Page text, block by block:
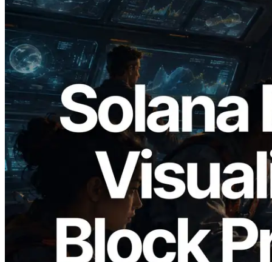
2026.05.24
Validators Solutions, Solana Block
Analyzer'ı Yayınladı — Slot Başına Blok
Üretim Süresi ve Görevli Doğrulayıcı
Görselleştirmesi
Bu makaleyi oku
Daha fazla yükle